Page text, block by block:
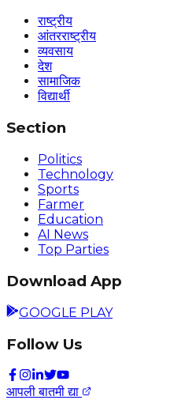
राष्ट्रीय
आंतरराष्ट्रीय
व्यवसाय
देश
सामाजिक
विद्यार्थी
Section
Politics
Technology
Sports
Farmer
Education
AI News
Top Parties
Download App
GOOGLE PLAY
Follow Us
आपली बातमी द्या